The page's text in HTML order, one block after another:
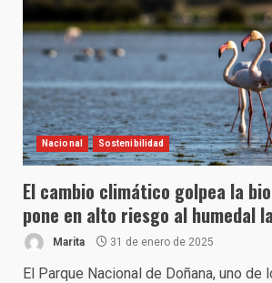
Nacional Sostenibilidad
El cambio climático golpea la
pone en alto riesgo al humedal
Marita 31 de enero de 2025
El Parque Nacional de Doñana, uno de